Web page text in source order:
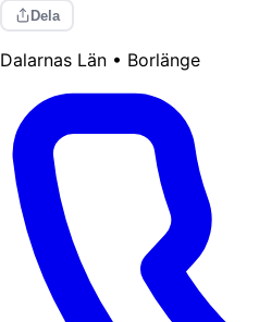
Dela
Dalarnas Län • Borlänge